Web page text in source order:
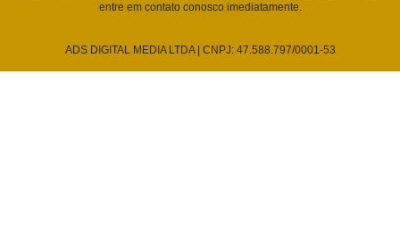
entre em contato conosco imediatamente.
ADS DIGITAL MEDIA LTDA | CNPJ: 47.588.797/0001-53